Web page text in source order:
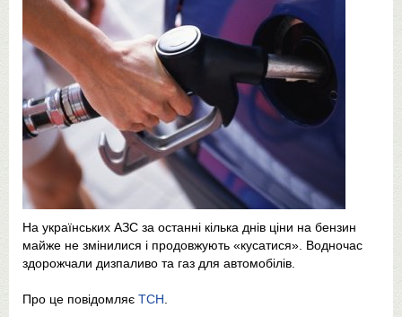
На українських АЗС за останні кілька днів ціни на бензин
майже не змінилися і продовжують «кусатися». Водночас
здорожчали дизпаливо та газ для автомобілів.
Про це повідомляє ТСН